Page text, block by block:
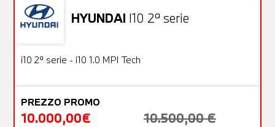
HYUNDAI I10 2ª serie
OFFERTA
Usato
i10 2ª serie - i10 1.0 MPI Tech
PREZZO PROMO
10.000,00€ 10.500,00 €